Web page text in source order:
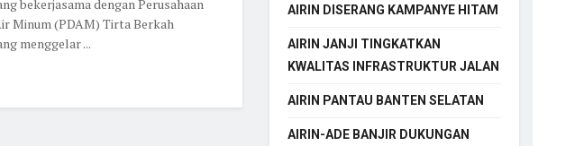
bekerjasama dengan Perusahaan
Minum (PDAM) Tirta Berkah
menggelar ...
AIRIN DISERANG KAMPANYE HITAM
AIRIN JANJI TINGKATKAN
KWALITAS INFRASTRUKTUR JALAN
AIRIN PANTAU BANTEN SELATAN
AIRIN-ADE BANJIR DUKUNGAN